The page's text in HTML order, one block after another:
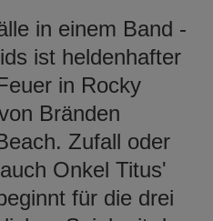
in einem Band -
ist heldenhafter
in Rocky
Bränden
Zufall oder
Onkel Titus'
für die drei